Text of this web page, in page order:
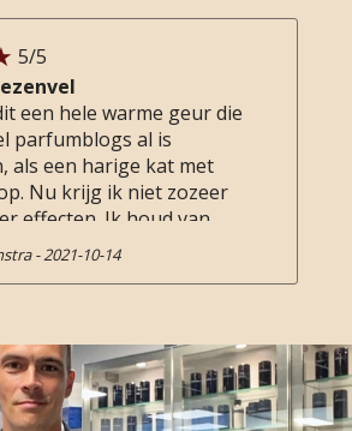
5/5
een hele warme geur die
parfumblogs al is
als een harige kat met
Nu krijg ik niet zozeer
effecten. Ik houd van
zoals Teint de
donkere geuren. 11
om precies te zijn had ik
een proefje ontvangen
-2021-10-14